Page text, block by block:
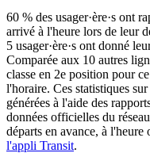
60 % des usager·ère·s ont
arrivé à l'heure lors de leur
5 usager·ère·s ont donné
Comparée aux 10 autres
classe en 2e position pour
l'horaire. Ces statistiques
générées à l'aide des
données officielles du
départs en avance, à
l'appli Transit.